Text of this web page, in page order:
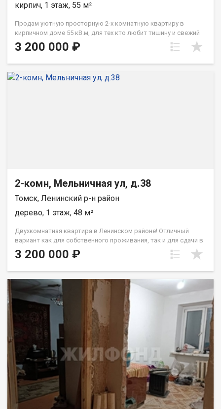
кирпич, 1 этаж, 55 м²
Продам уютную просторную 2-х комнатную квартиру в
кирпичном доме 55 кВ.м, для тех кто любит тишину и свежий
воздух. Установлены счетчики на воду. Имеется земельный
участок в пользовании 7-8 соток (5 минут ходьбы от дома). Hа
пожалуйста, сообщите номер варианта - JV002070102910
3 200 000 ₽
2-комн, Мельничная ул, д.38
Томск, Ленинский р-н район
дерево, 1 этаж, 48 м²
Двухкомнатная квартира в Ленинском районе! Отличный
вариант как для собственного проживания, так и для сдачи в
аренду. В данный момент проживают квартиранты и готовы
остаться. Окна выходят на разные стороны дома, квартира
объектом культурного наследия, в данный момент ведутся
работы по реставрации. В шаговой доступности магазины,
школа и детский сад, остановка общественного транспорта.
Звоните, приходите на просмотр! При звонке, пожалуйста,
сообщите номер варианта - JV002070106886
3 200 000 ₽